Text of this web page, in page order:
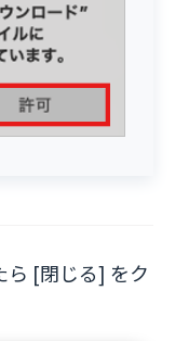
ら [閉じる] をク